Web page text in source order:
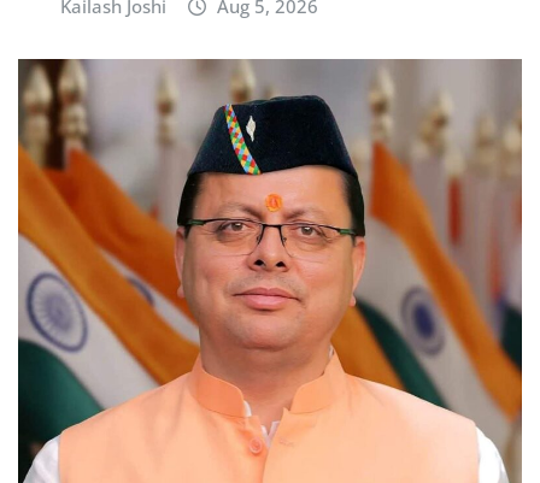
Kailash Joshi Aug 5, 2026